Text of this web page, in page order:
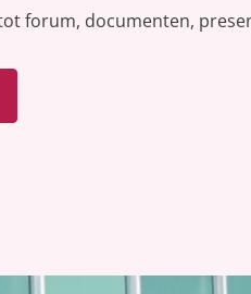
forum, documenten,